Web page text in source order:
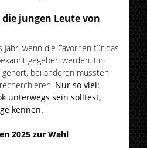
die jungen Leute von
Jahr, wenn die Favoriten für das
gegeben werden. Ein
gehört, bei anderen mussten
Nur so viel:
unterwegs sein solltest,
kennen.
2025 zur Wahl